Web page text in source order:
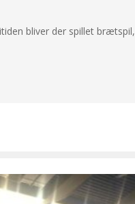
bliver der spillet brætspil,